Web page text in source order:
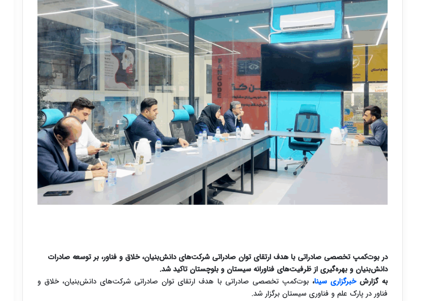
در بوت‌کمپ تخصصی صادراتی با هدف ارتقای توان صادراتی شرکت‌های دانش‌بنیان، خلاق و فناور، بر توسعه صادرات
دانش‌بنیان و بهره‌گیری از ظرفیت‌های فناورانه سیستان و بلوچستان تاکید شد.
به گزارش خبرگزاری سینا،بوت‌کمپ تخصصی صادراتی با هدف ارتقای توان صادراتی شرکت‌های دانش‌بنیان، خلاق و
فناور در پارک علم و فناوری سیستان برگزار شد.